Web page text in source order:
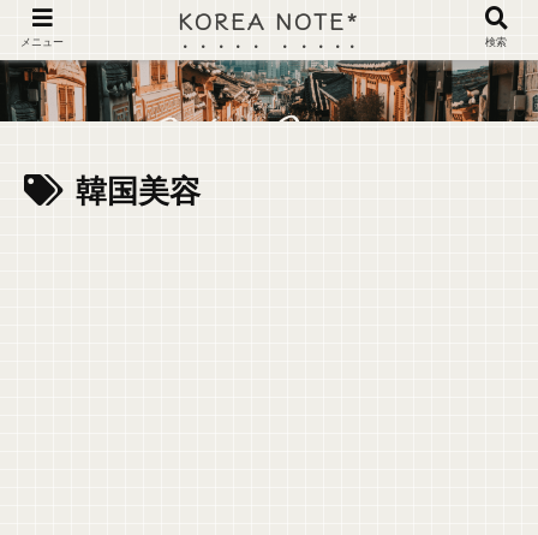
韓国美容
メニュー
KOREA NOTE*
検索